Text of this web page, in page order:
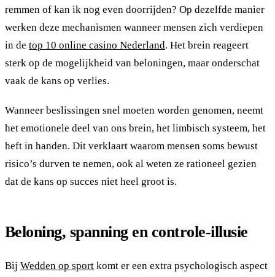
remmen of kan ik nog even doorrijden? Op dezelfde manier
werken deze mechanismen wanneer mensen zich verdiepen
in de top 10 online casino Nederland. Het brein reageert
sterk op de mogelijkheid van beloningen, maar onderschat
vaak de kans op verlies.
Wanneer beslissingen snel moeten worden genomen, neemt
het emotionele deel van ons brein, het limbisch systeem, het
heft in handen. Dit verklaart waarom mensen soms bewust
risico’s durven te nemen, ook al weten ze rationeel gezien
dat de kans op succes niet heel groot is.
Beloning, spanning en controle-illusie
Bij Wedden op sport komt er een extra psychologisch aspect